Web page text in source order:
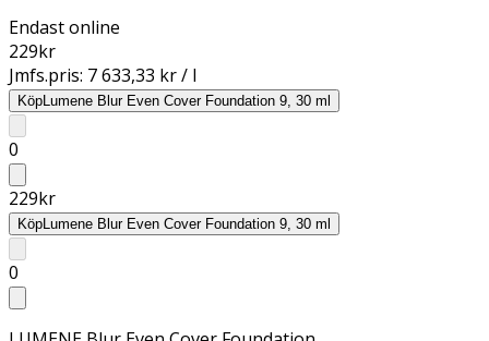
Endast online
229kr
Jmfs.pris: 7 633,33 kr / l
KöpLumene Blur Even Cover Foundation 9, 30 ml
0
229kr
KöpLumene Blur Even Cover Foundation 9, 30 ml
0